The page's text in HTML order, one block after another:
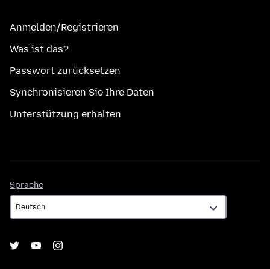
Anmelden/Registrieren
Was ist das?
Passwort zurücksetzen
Synchronisieren Sie Ihre Daten
Unterstützung erhalten
Sprache